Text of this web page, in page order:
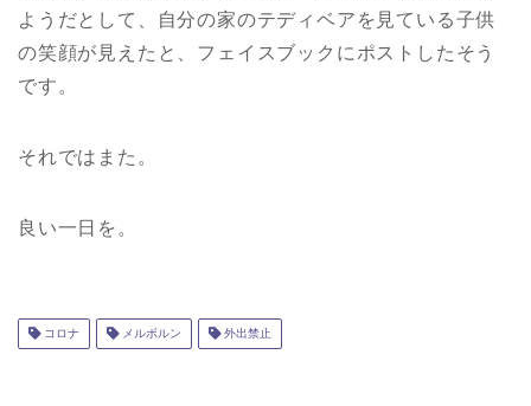
ようだとして、自分の家のテディベアを見ている子供
の笑顔が見えたと、フェイスブックにポストしたそう
です。
それではまた。
良い一日を。
コロナ メルボルン 外出禁止